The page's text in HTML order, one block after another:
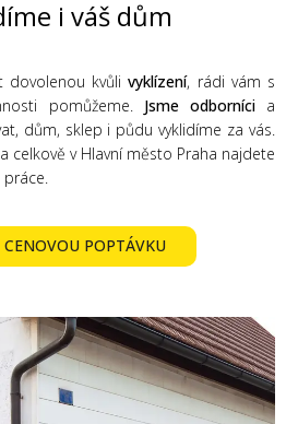
i váš dům
dovolenou kvůlivyklízení, rádi vám s
pomůžeme. Jsme odbornícia
dům, sklep i půdu vyklidíme za vás.
celkově v Hlavní město Praha najdete
CENOVOU POPTÁVKU